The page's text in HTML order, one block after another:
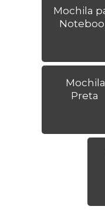
Mochila
Mochila
Preta